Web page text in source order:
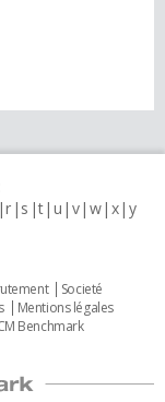
r s t u v w x y
Societé
Mentions légales
Benchmark